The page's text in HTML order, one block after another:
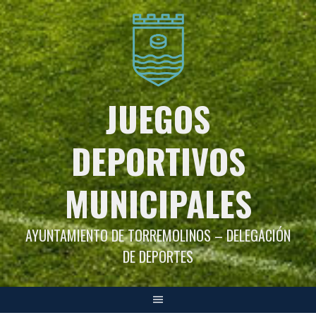
Saltar
al
contenido
JUEGOS
DEPORTIVOS
MUNICIPALES
AYUNTAMIENTO DE TORREMOLINOS – DELEGACIÓN
DE DEPORTES